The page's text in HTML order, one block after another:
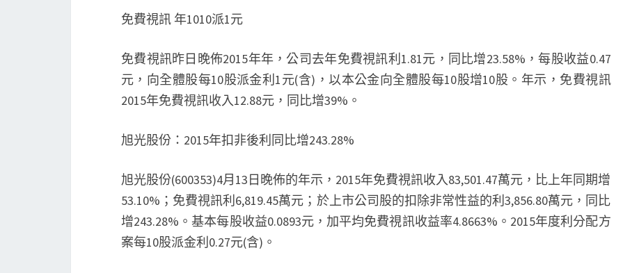
免費視訊 年1010派1元
免費視訊昨日晚佈2015年年，公司去年免費視訊利1.81元，同比增23.58%，每股收益0.47
元，向全體股每10股派金利1元(含)，以本公金向全體股每10股增10股。年示，免費視訊
2015年免費視訊收入12.88元，同比增39%。
旭光股份：2015年扣非後利同比增243.28%
旭光股份(600353)4月13日晚佈的年示，2015年免費視訊收入83,501.47萬元，比上年同期增
53.10%；免費視訊利6,819.45萬元；於上市公司股的扣除非常性益的利3,856.80萬元，同比
增243.28%。基本每股收益0.0893元，加平均免費視訊收益率4.8663%。2015年度利分配方
案每10股派金利0.27元(含)。